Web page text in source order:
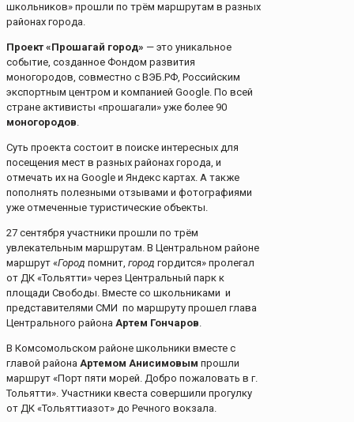
школьников» прошли по трём маршрутам в разных
районах города.
Проект «Прошагай город» — это уникальное
событие, созданное Фондом развития
моногородов, совместно с ВЭБ.РФ, Российским
экспортным центром и компанией Google. По всей
стране активисты «прошагали» уже более 90
моногородов.
Суть проекта состоит в поиске интересных для
посещения мест в разных районах города, и
отмечать их на Google и Яндекс картах. А также
пополнять полезными отзывами и фотографиями
уже отмеченные туристические объекты.
27 сентября участники прошли по трём
увлекательным маршрутам. В Центральном районе
маршрут «Город помнит, город гордится» пролегал
от ДК «Тольятти» через Центральный парк к
площади Свободы. Вместе со школьниками и
представителями СМИ по маршруту прошел глава
Центрального района Артем Гончаров.
В Комсомольском районе школьники вместе с
главой района Артемом Анисимовым прошли
маршрут «Порт пяти морей. Добро пожаловать в г.
Тольятти». Участники квеста совершили прогулку
от ДК «Тольяттиазот» до Речного вокзала.